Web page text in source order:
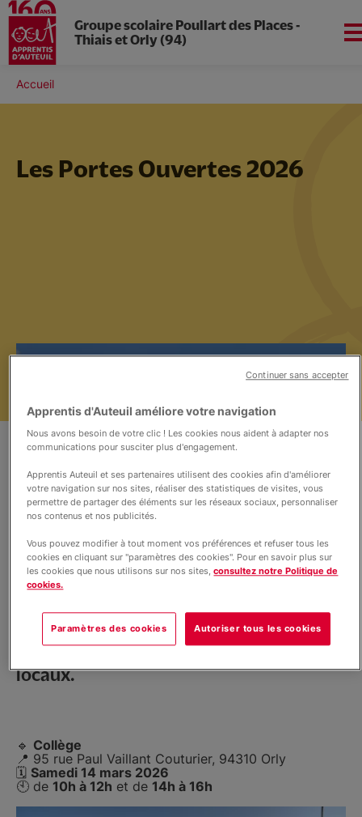
Groupe scolaire Poullart des Places -
Thiais et Orly (94)
Contact & inscription
Soutenir nos projets
Apprentis d'Auteuil en
Île-de-France
Fil
d'Ariane
Accueil
Les Portes Ouvertes 2026
(c) Apprentis d'Auteuil
Le groupe scolaire vous invite à ses
Journées Portes Ouvertes afin de
découvrir ses formations, rencontrer les
équipes pédagogiques et visiter les
locaux.
🔹 Collège
📍 95 rue Paul Vaillant Couturier, 94310 Orly
🗓️ Samedi 14 mars 2026
🕙 de 10h à 12h et de 14h à 16h
Apprentis d'Auteuil améliore votre navigation
Nous avons besoin de votre clic ! Les cookies nous aident à adapter nos
communications pour susciter plus d'engagement.
Apprentis Auteuil et ses partenaires utilisent des cookies afin d'améliorer
votre navigation sur nos sites, réaliser des statistiques de visites, vous
permettre de partager des éléments sur les réseaux sociaux, personnaliser
nos contenus et nos publicités.
Vous pouvez modifier à tout moment vos préférences et refuser tous les
cookies en cliquant sur "paramètres des cookies". Pour en savoir plus sur
les cookies que nous utilisons sur nos sites,consultez notre Politique de
cookies.
Paramètres des cookies Autoriser tous les cookies
Continuer sans accepter